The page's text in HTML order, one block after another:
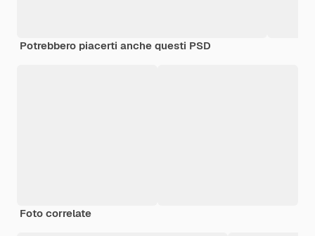
Potrebbero piacerti anche questi PSD
Foto correlate